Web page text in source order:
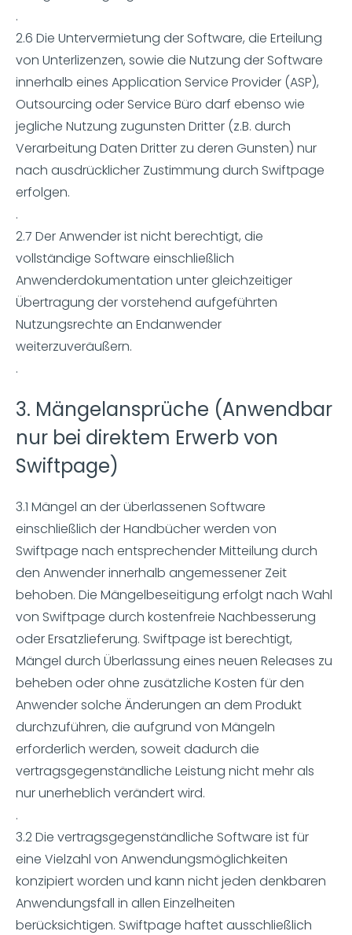
.
2.6 Die Untervermietung der Software, die Erteilung
von Unterlizenzen, sowie die Nutzung der Software
innerhalb eines Application Service Provider (ASP),
Outsourcing oder Service Büro darf ebenso wie
jegliche Nutzung zugunsten Dritter (z.B. durch
Verarbeitung Daten Dritter zu deren Gunsten) nur
nach ausdrücklicher Zustimmung durch Swiftpage
erfolgen.
.
2.7 Der Anwender ist nicht berechtigt, die
vollständige Software einschließlich
Anwenderdokumentation unter gleichzeitiger
Übertragung der vorstehend aufgeführten
Nutzungsrechte an Endanwender
weiterzuveräußern.
.
3. Mängelansprüche (Anwendbar
nur bei direktem Erwerb von
Swiftpage)
3.1 Mängel an der überlassenen Software
einschließlich der Handbücher werden von
Swiftpage nach entsprechender Mitteilung durch
den Anwender innerhalb angemessener Zeit
behoben. Die Mängelbeseitigung erfolgt nach Wahl
von Swiftpage durch kostenfreie Nachbesserung
oder Ersatzlieferung. Swiftpage ist berechtigt,
Mängel durch Überlassung eines neuen Releases zu
beheben oder ohne zusätzliche Kosten für den
Anwender solche Änderungen an dem Produkt
durchzuführen, die aufgrund von Mängeln
erforderlich werden, soweit dadurch die
vertragsgegenständliche Leistung nicht mehr als
nur unerheblich verändert wird.
.
3.2 Die vertragsgegenständliche Software ist für
eine Vielzahl von Anwendungsmöglichkeiten
konzipiert worden und kann nicht jeden denkbaren
Anwendungsfall in allen Einzelheiten
berücksichtigen. Swiftpage haftet ausschließlich